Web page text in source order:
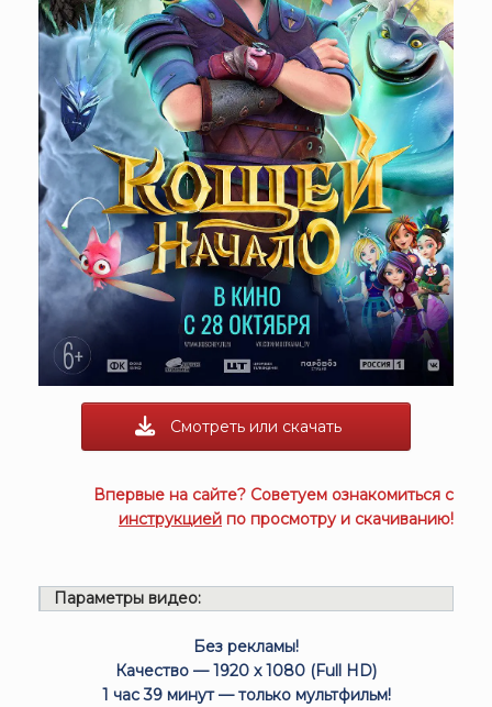
Смотреть или скачать
Впервые на сайте? Советуем ознакомиться с
инструкцией по просмотру и скачиванию!
Параметры видео:
Без рекламы!
Качество — 1920 x 1080 (Full HD)
1 час 39 минут — только мультфильм!